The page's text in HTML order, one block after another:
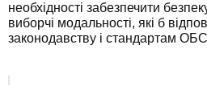
необхідності забезпечити
виборчі модальності, які б
законодавству і стандартам